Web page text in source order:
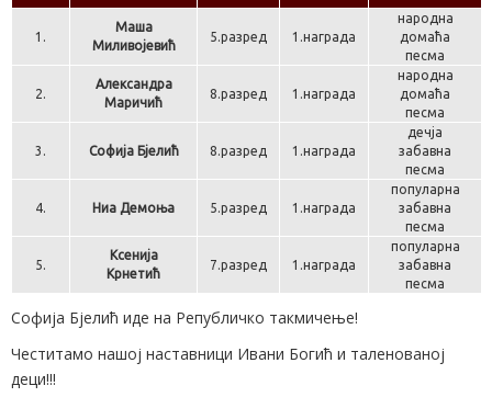
1.
Маша
Миливојевић
5.разред 1.награда
народна
домаћа
песма
2.
Александра
Маричић
8.разред 1.награда
народна
домаћа
песма
3. Софија Бјелић 8.разред 1.награда
дечја
забавна
песма
4. Ниа Демоња 5.разред 1.награда
популарна
забавна
песма
5.
Ксенија
Крнетић
7.разред 1.награда
популарна
забавна
песма
Софија Бјелић иде на Републичко такмичење!
Честитамо нашој наставници Ивани Богић и таленованој
деци!!!